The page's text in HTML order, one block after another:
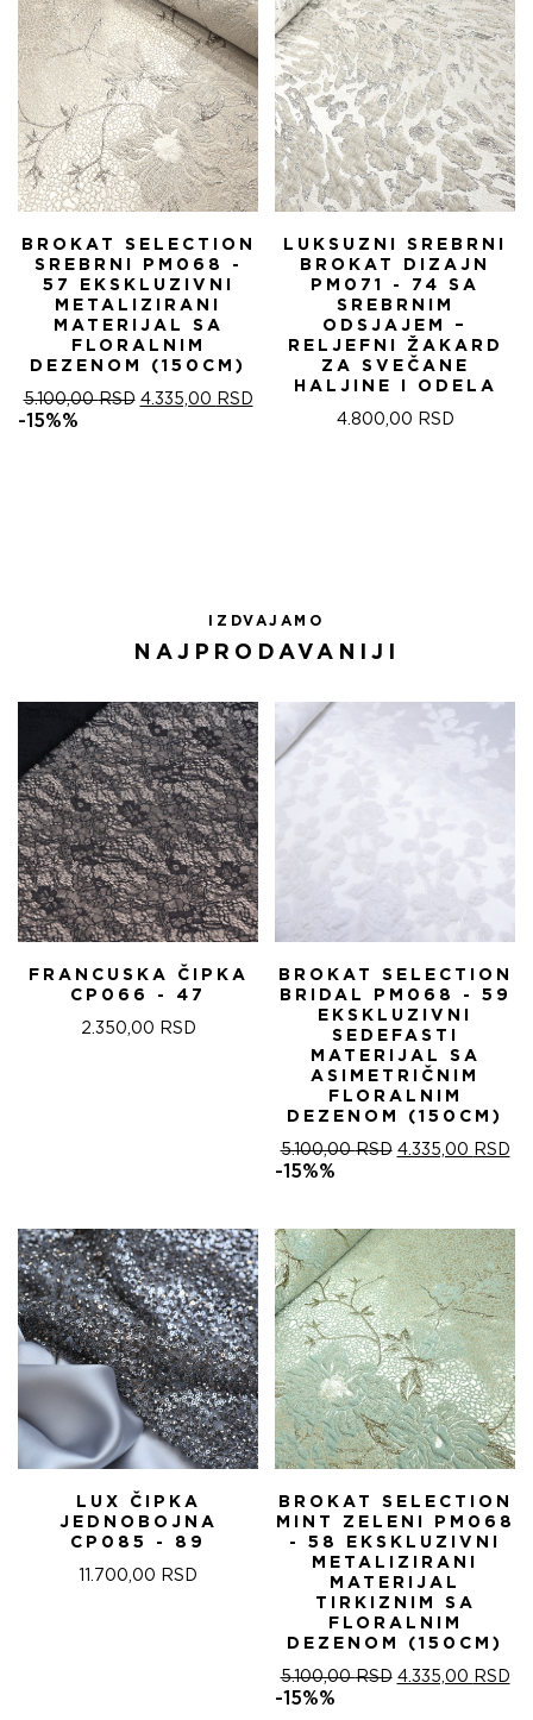
BROKAT SELECTION
SREBRNI PM068 -
57 EKSKLUZIVNI
METALIZIRANI
MATERIJAL SA
FLORALNIM
DEZENOM (150CM)
5.100,00RSD ОРИГИНАЛНА
4.335,00 RSDТРЕНУТНА
-15%%
LUKSUZNI SREBRNI
BROKAT DIZAJN
PM071 - 74 SA
SREBRNIM
ODSJAJEM –
RELJEFNI ŽAKARD
ZA SVEČANE
HALJINE I ODELA
4.800,00 RSD
IZDVAJAMO
NAJPRODAVANIJI
FRANCUSKA ČIPKA
CP066 - 47
2.350,00 RSD
BROKAT SELECTION
BRIDAL PM068 - 59
EKSKLUZIVNI
SEDEFASTI
MATERIJAL SA
ASIMETRIČNIM
FLORALNIM
DEZENOM (150CM)
5.100,00RSD ОРИГИНАЛНА
5.100,00 RSD.
4.335,00 RSD
-15%%
LUX ČIPKA
JEDNOBOJNA
CP085 - 89
11.700,00 RSD
BROKAT SELECTION
MINT ZELENI PM068
- 58 EKSKLUZIVNI
METALIZIRANI
MATERIJAL
TIRKIZNIM SA
FLORALNIM
DEZENOM (150CM)
5.100,00RSD ОРИГИНАЛНА
4.335,00 RSD
-15%%